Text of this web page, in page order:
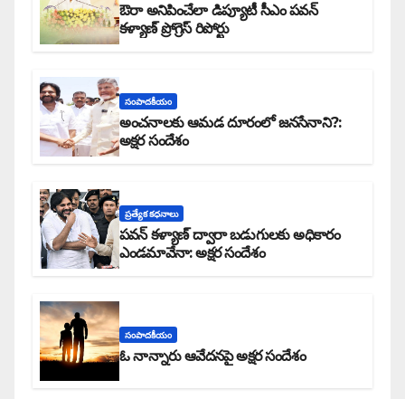
ఔరా అనిపించేలా డిప్యూటీ సీఎం పవన్
కళ్యాణ్ ప్రోగ్రెస్ రిపోర్టు
సంపాదకీయం
అంచనాలకు ఆమడ దూరంలో జనసేనాని?:
అక్షర సందేశం
ప్రత్యేక కధనాలు
పవన్ కళ్యాణ్ ద్వారా బడుగులకు అధికారం
ఎండమావేనా: అక్షర సందేశం
సంపాదకీయం
ఓ నాన్నారు ఆవేదనపై అక్షర సందేశం